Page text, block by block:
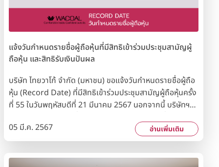
แจ้งวันกำหนดรายชื่อผู้ถือหุ้นที่มีสิทธิเข้าร่วมประชุมสามัญผู้
ถือหุ้น และสิทธิรับเงินปันผล
บริษัท ไทยวาโก้ จำกัด (มหาชน) ขอแจ้งวันกำหนดรายชื่อผู้ถือ
หุ้น (Record Date) ที่มีสิทธิเข้าร่วมประชุมสามัญผู้ถือหุ้นครั้ง
ที่ 55 ในวันพฤหัสบดีที่ 21 มีนาคม 2567 นอกจากนี้ บริษัทฯ
เงินปันผลในวันพฤหัสบดีที่ 2 พฤษภาคม 2567 โดยบริษัทฯ ได้
กำหนดจ่ายเงินปันผลให้แก่ผู้ถือหุ้นในวันอังคารที่ 21
พฤษภาคม 2567
05 มี.ค. 2567 อ่านเพิ่มเติม